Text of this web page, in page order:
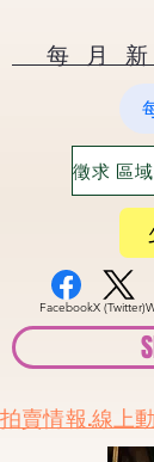
每 月 新
FacebookX (Twitter)
拍賣情報.線上